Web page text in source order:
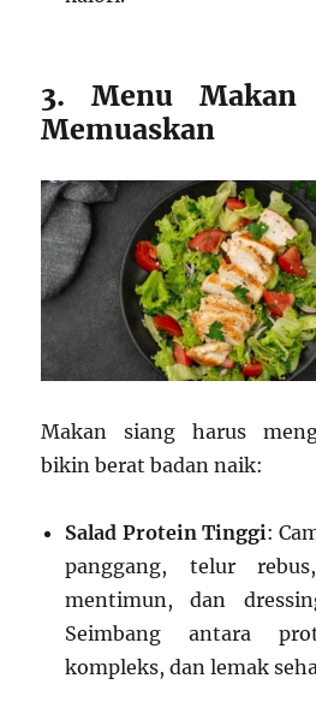
3. Menu Makan
Memuaskan
Makan siang harus
bikin berat badan naik:
Salad Protein Tinggi:
panggang, telur
mentimun, dan
Seimbang antara
kompleks, dan lemak